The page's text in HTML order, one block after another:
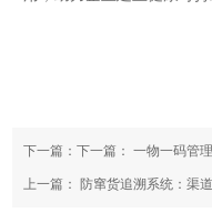
下一篇：下一篇：一物一码管
上一篇： 防窜货追溯系统：渠